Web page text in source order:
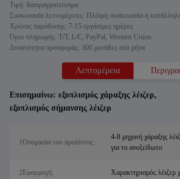
Τιμή: διαπραγματεύσιμα
Συσκευασία λεπτομέρειες: Πλόιμη συσκευασία ή
Χρόνος παράδοσης: 7-15 εργάσιμες ημέρες
Όροι πληρωμής: T/T, L/C, PayPal, Western Union
Δυνατότητα προσφοράς: 300 μονάδες ανά μήνα
Λεπτομέρεια
Επισημαίνω: εξοπλισμός χάραξης λέιζερ,
εξοπλισμός σήμανσης λέιζερ
1Ονομασία του προϊόντος:
4-8 μηχανή χάραξης
για το ανοξείδωτο
2Εφαρμογή: Χαρακτηρισμός λέιζερ